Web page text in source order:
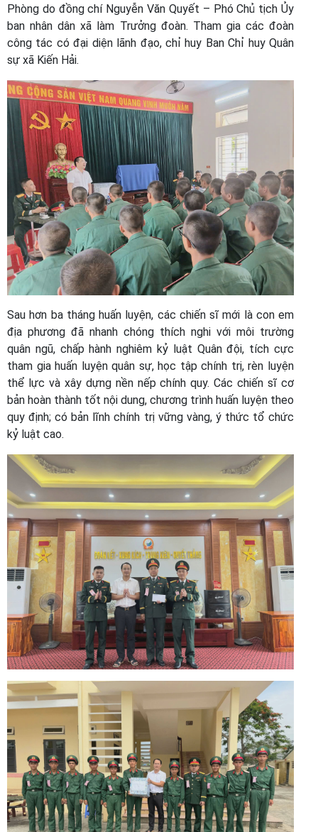
Phòng do đồng chí Nguyễn Văn Quyết – Phó Chủ tịch Ủy
ban nhân dân xã làm Trưởng đoàn. Tham gia các đoàn
công tác có đại diện lãnh đạo, chỉ huy Ban Chỉ huy Quân
sự xã Kiến Hải.
Sau hơn ba tháng huấn luyện, các chiến sĩ mới là con em
địa phương đã nhanh chóng thích nghi với môi trường
quân ngũ, chấp hành nghiêm kỷ luật Quân đội, tích cực
tham gia huấn luyện quân sự, học tập chính trị, rèn luyện
thể lực và xây dựng nền nếp chính quy. Các chiến sĩ cơ
bản hoàn thành tốt nội dung, chương trình huấn luyện theo
quy định; có bản lĩnh chính trị vững vàng, ý thức tổ chức
kỷ luật cao.